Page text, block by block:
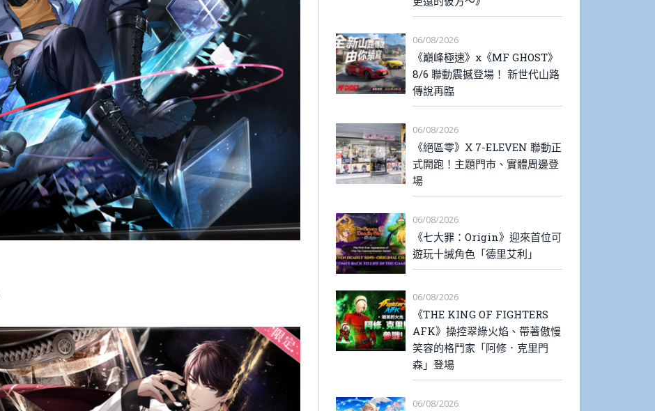
06/08/2026
《巔峰極速》x《MF GHOST》
8/6 聯動震撼登場！ 新世代山路
傳說再臨
06/08/2026
《絕區零》X 7-ELEVEN 聯動正
式開跑！主題門市、實體周邊登
場
06/08/2026
《七大罪：Origin》迎來首位可
遊玩十誡角色「德里艾利」
06/08/2026
《THE KING OF FIGHTERS
AFK》操控翠綠火焰、帶著傲慢
笑容的格鬥家「阿修．克里門
森」登場
06/08/2026